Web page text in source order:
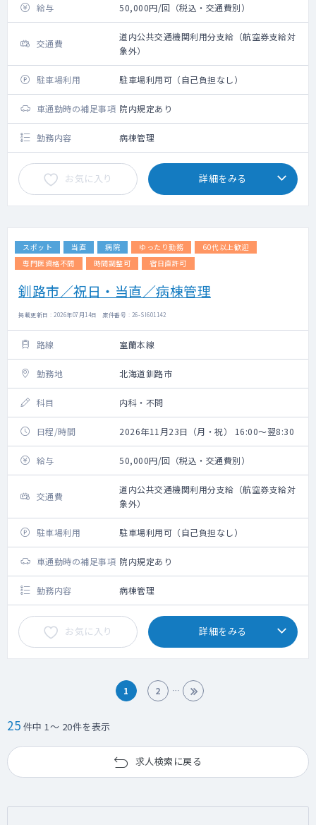
給与 50,000円/回（税込・交通費別）
交通費
道内公共交通機関利用分支給（航空券支給対
象外）
駐車場利用 駐車場利用可（自己負担なし）
車通勤時の補足事項 院内規定あり
勤務内容 病棟管理
お気に入り 詳細をみる
スポット 当直 病院 ゆったり勤務
60代以上歓迎
専門医資格不問
時間調整可 宿日直許可
釧路市／祝日・当直／病棟管理
掲載更新日 : 2026年07月14日 案件番号 : 26-SI601142
路線 室蘭本線
勤務地 北海道釧路市
科目 内科・不問
日程/時間 2026年11月23日（月・祝） 16:00～翌8:30
給与 50,000円/回（税込・交通費別）
交通費
道内公共交通機関利用分支給（航空券支給対
象外）
駐車場利用 駐車場利用可（自己負担なし）
車通勤時の補足事項 院内規定あり
勤務内容 病棟管理
お気に入り 詳細をみる
1 2
25 件中 1～ 20件を表示
求人検索に戻る